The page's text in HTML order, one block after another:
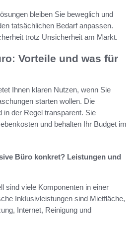
bleiben Sie beweglich und
tatsächlichen Bedarf anpassen.
trotz Unsicherheit am Markt.
Vorteile und was für
Ihnen klaren Nutzen, wenn Sie
starten wollen. Die
in der Regel transparent. Sie
und behalten Ihr Budget im
Büro konkret? Leistungen und
sind viele Komponenten in einer
Inklusivleistungen sind Mietfläche,
Internet, Reinigung und